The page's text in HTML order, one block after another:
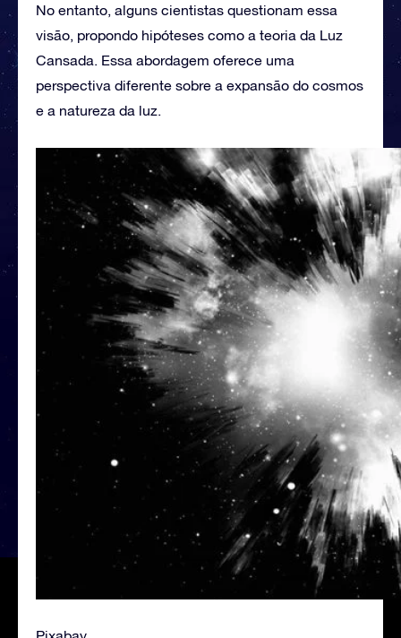
No entanto, alguns cientistas questionam essa
visão, propondo hipóteses como a teoria da Luz
Cansada. Essa abordagem oferece uma
perspectiva diferente sobre a expansão do cosmos
e a natureza da luz.